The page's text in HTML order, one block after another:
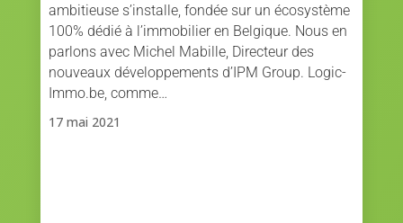
ambitieuse s’installe, fondée sur un écosystème
100% dédié à l’immobilier en Belgique. Nous en
parlons avec Michel Mabille, Directeur des
nouveaux développements d’IPM Group. Logic-
Immo.be, comme…
17 mai 2021